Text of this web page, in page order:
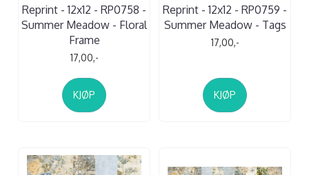
Reprint - 12x12 - RP0758 -
Summer Meadow - Floral
Frame
17,00,-
KJØP
Reprint - 12x12 - RP0759 -
Summer Meadow - Tags
17,00,-
KJØP